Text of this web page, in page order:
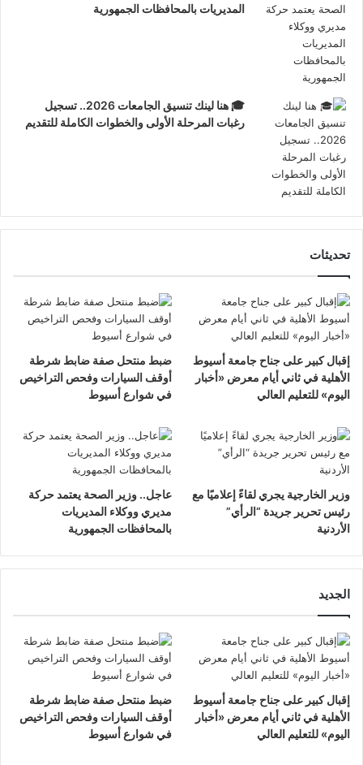
المديريات بالمحافظات الجمهورية
🎓 هنا لينك تنسيق الجامعات 2026.. تسجيل
رغبات المرحلة الأولى والخطوات الكاملة للتقديم
تحديثات
إقبال كبير على جناح جامعة أسيوط
الأهلية في ثاني أيام معرض «أخبار
اليوم» للتعليم العالي
ضبط منتحل صفة ضابط شرطة
أوقف السيارات وفحص التراخيص
في شوارع أسيوط
وزير الخارجية يجري لقاءً إعلاميًا مع
رئيس تحرير جريدة “الرأي”
الأردنية
عاجل.. وزير الصحة يعتمد حركة
مديري ووكلاء المديريات
بالمحافظات الجمهورية
الجديد
إقبال كبير على جناح جامعة أسيوط
الأهلية في ثاني أيام معرض «أخبار
اليوم» للتعليم العالي
ضبط منتحل صفة ضابط شرطة
أوقف السيارات وفحص التراخيص
في شوارع أسيوط